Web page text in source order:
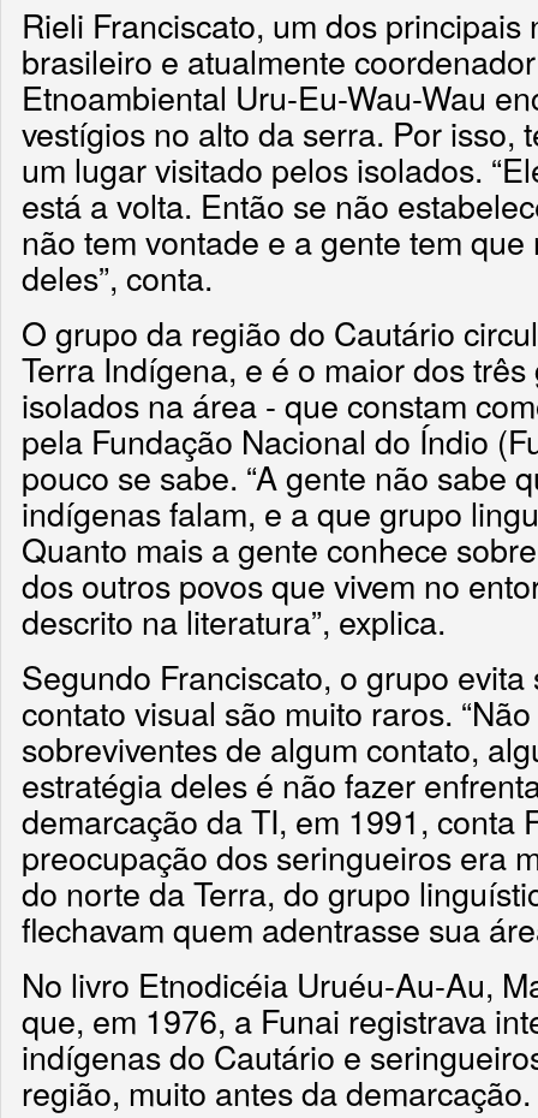
Rieli Franciscato, um dos
brasileiro e atualmente
Etnoambiental Uru-Eu-Wau-Wau
vestígios no alto da serra. Por isso,
um lugar visitado pelos isolados.
está a volta. Então se não
não tem vontade e a gente tem
deles”, conta.
O grupo da região do Cautário
Terra Indígena, e é o maior dos
isolados na área - que constam
pela Fundação Nacional do Índio
pouco se sabe. “A gente não sabe
indígenas falam, e a que grupo
Quanto mais a gente conhece
dos outros povos que vivem no
descrito na literatura”, explica.
Segundo Franciscato, o grupo
contato visual são muito raros.
sobreviventes de algum contato,
estratégia deles é não fazer
demarcação da TI, em 1991, conta
preocupação dos seringueiros era
do norte da Terra, do grupo
flechavam quem adentrasse sua
No livro Etnodicéia Uruéu-Au-Au,
que, em 1976, a Funai registrava
indígenas do Cautário e
região, muito antes da demarcação.